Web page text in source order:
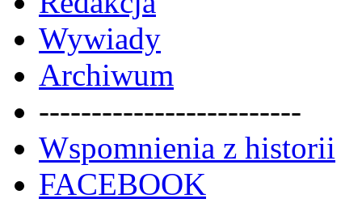
Wywiady
Archiwum
-------------------------
Wspomnienia z historii
FACEBOOK